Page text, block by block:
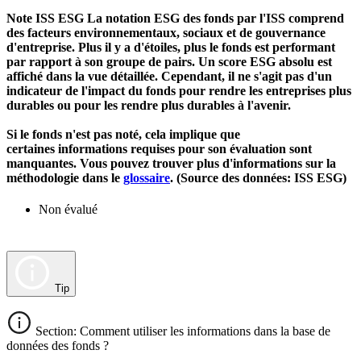
Note ISS ESG La notation ESG des fonds par l'ISS comprend
des facteurs environnementaux, sociaux et de gouvernance
d'entreprise. Plus il y a d'étoiles, plus le fonds est performant
par rapport à son groupe de pairs. Un score ESG absolu est
affiché dans la vue détaillée. Cependant, il ne s'agit pas d'un
indicateur de l'impact du fonds pour rendre les entreprises plus
durables ou pour les rendre plus durables à l'avenir.
Si le fonds n'est pas noté, cela implique que
certaines informations requises pour son évaluation sont
manquantes. Vous pouvez trouver plus d'informations sur la
méthodologie dans le glossaire. (Source des données: ISS ESG)
Non évalué
Tip
Section: Comment utiliser les informations dans la base de
données des fonds ?